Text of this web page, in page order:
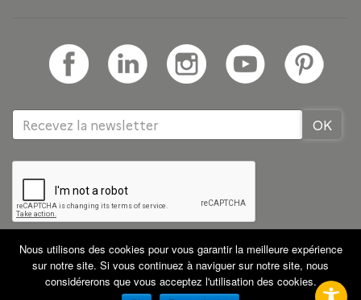
Tous droits réservés GRETA CDMA Partenaires
Mentions légales CGV Plan du site
Nous utilisons des cookies pour vous garantir la meilleure expérience
sur notre site. Si vous continuez à naviguer sur notre site, nous
considérerons que vous acceptez l'utilisation des cookies.